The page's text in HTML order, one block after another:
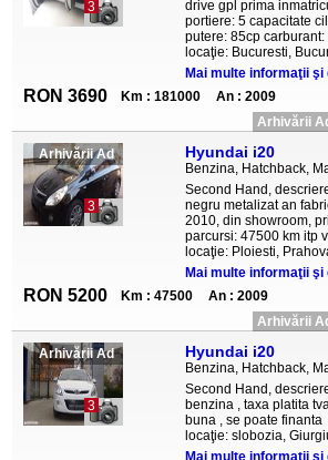
3
drive gpl prima
portiere: 5 capacitate
putere: 85cp carburant:
locaţie: Bucuresti,
Mai multe informaţii şi
RON 3690 Km : 181000
An : 2009
Arhivării
Arhivării Ad
3
Hyundai i20
Benzina, Hatchback,
Second Hand,
negru metalizat an
2010, din showroom,
parcursi: 47500 km itp
locaţie: Ploiesti,
Mai multe informaţii şi
RON 5200 Km : 47500
An : 2009
Arhivării
Arhivării Ad
3
Hyundai i20
Benzina, Hatchback,
Second Hand,
benzina , taxa platita
buna , se poate finanta
locaţie: slobozia,
Mai multe informaţii şi